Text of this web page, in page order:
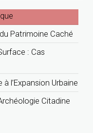
Patrimoine Caché
: Cas
l’Expansion Urbaine
Citadine